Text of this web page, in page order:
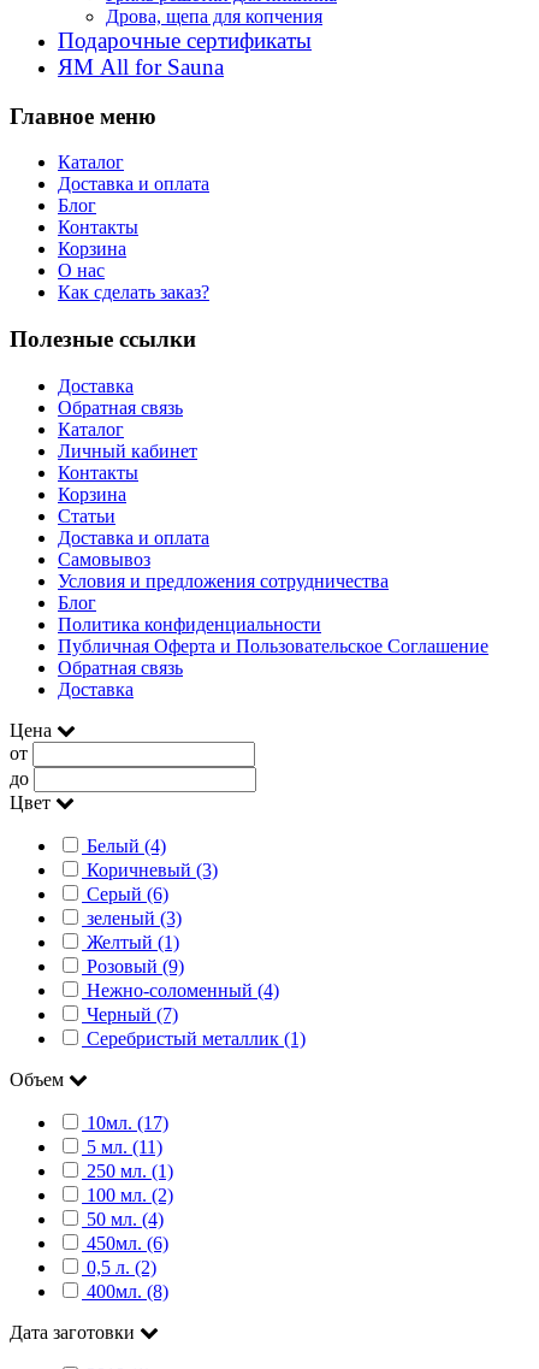
Дрова, щепа для копчения
Подарочные сертификаты
ЯМ All for Sauna
Главное меню
Каталог
Доставка и оплата
Блог
Контакты
Корзина
О нас
Как сделать заказ?
Полезные ссылки
Доставка
Обратная связь
Каталог
Личный кабинет
Контакты
Корзина
Статьи
Доставка и оплата
Самовывоз
Условия и предложения сотрудничества
Блог
Политика конфиденциальности
Публичная Оферта и Пользовательское Соглашение
Обратная связь
Доставка
Цена
от
до
Цвет
Белый (4)
Коричневый (3)
Серый (6)
зеленый (3)
Желтый (1)
Розовый (9)
Нежно-соломенный (4)
Черный (7)
Серебристый металлик (1)
Объем
10мл. (17)
5 мл. (11)
250 мл. (1)
100 мл. (2)
50 мл. (4)
450мл. (6)
0,5 л. (2)
400мл. (8)
Дата заготовки